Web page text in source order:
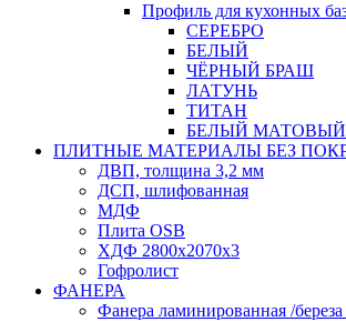
Профиль для кухонных
СЕРЕБРО
БЕЛЫЙ
ЧЁРНЫЙ БРАШ
ЛАТУНЬ
ТИТАН
БЕЛЫЙ МАТОВЫЙ
ПЛИТНЫЕ МАТЕРИАЛЫ БЕЗ
ДВП, толщина 3,2 мм
ДСП, шлифованная
МДФ
Плита OSB
ХДФ 2800х2070х3
Гофролист
ФАНЕРА
Фанера ламинированная /